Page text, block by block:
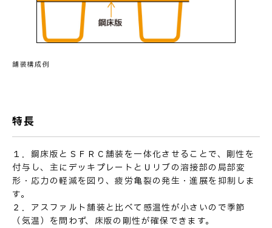
お取引先の皆様へ
舗装構成例
特長
１．鋼床版とＳＦＲＣ舗装を一体化させることで、剛性を
付与し、主にデッキプレートとＵリブの溶接部の局部変
形・応力の軽減を図り、疲労亀裂の発生・進展を抑制しま
す。
２．アスファルト舗装と比べて感温性が小さいので季節
（気温）を問わず、床版の剛性が確保できます。